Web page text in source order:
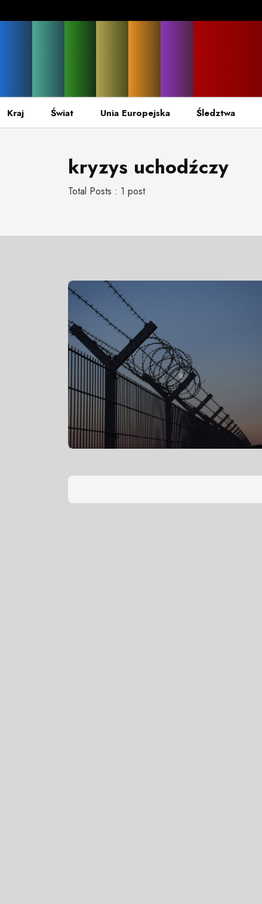
Kraj Świat Unia Europejska Śledztwa
kryzys uchodźczy
Total Posts : 1 post